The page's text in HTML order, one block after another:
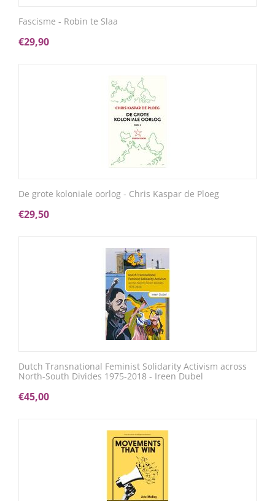
Fascisme - Robin te Slaa
€29,90
De grote koloniale oorlog - Chris Kaspar de Ploeg
€29,50
Dutch Transnational Feminist Solidarity Activism across
North-South Divides 1975-2018 - Ireen Dubel
€45,00